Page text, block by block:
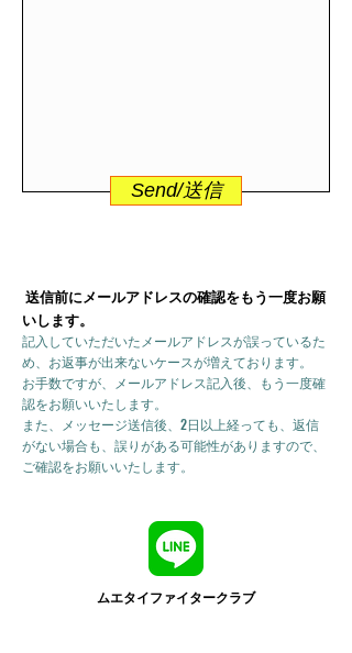
Send/送信
送信前にメールアドレスの確認をもう一度お願
いします。
記入していただいたメールアドレスが誤っているた
め、お返事が出来ないケースが増えております。
お手数ですが、メールアドレス記入後、もう一度確
認をお願いいたします。
また、メッセージ送信後、2日以上経っても、返信
がない場合も、誤りがある可能性がありますので、
ご確認をお願いいたします。
ムエタイファイタークラブ